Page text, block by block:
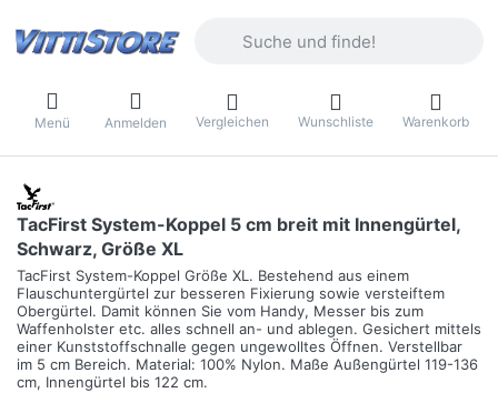
Menü Anmelden Vergleichen Wunschliste Warenkorb
TacFirst System-Koppel 5 cm breit mit Innengürtel,
Schwarz, Größe XL
TacFirst System-Koppel Größe XL. Bestehend aus einem
Flauschuntergürtel zur besseren Fixierung sowie versteiftem
Obergürtel. Damit können Sie vom Handy, Messer bis zum
Waffenholster etc. alles schnell an- und ablegen. Gesichert mittels
einer Kunststoffschnalle gegen ungewolltes Öffnen. Verstellbar
im 5 cm Bereich. Material: 100% Nylon. Maße Außengürtel 119-136
cm, Innengürtel bis 122 cm.